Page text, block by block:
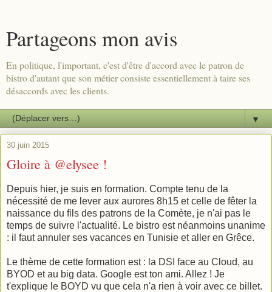
Partageons mon avis
En politique, l'important, c'est d'être d'accord avec le patron de
bistro d'autant que son métier consiste essentiellement à taire ses
désaccords avec les clients.
▼
30 juin 2015
Gloire à @elysee !
Depuis hier, je suis en formation. Compte tenu de la
nécessité de me lever aux aurores 8h15 et celle de fêter la
naissance du fils des patrons de la Comète, je n'ai pas le
temps de suivre l'actualité. Le bistro est néanmoins unanime
: il faut annuler ses vacances en Tunisie et aller en Grêce.
Le thème de cette formation est : la DSI face au Cloud, au
BYOD et au big data. Google est ton ami. Allez ! Je
t'explique le BOYD vu que cela n'a rien à voir avec ce billet.